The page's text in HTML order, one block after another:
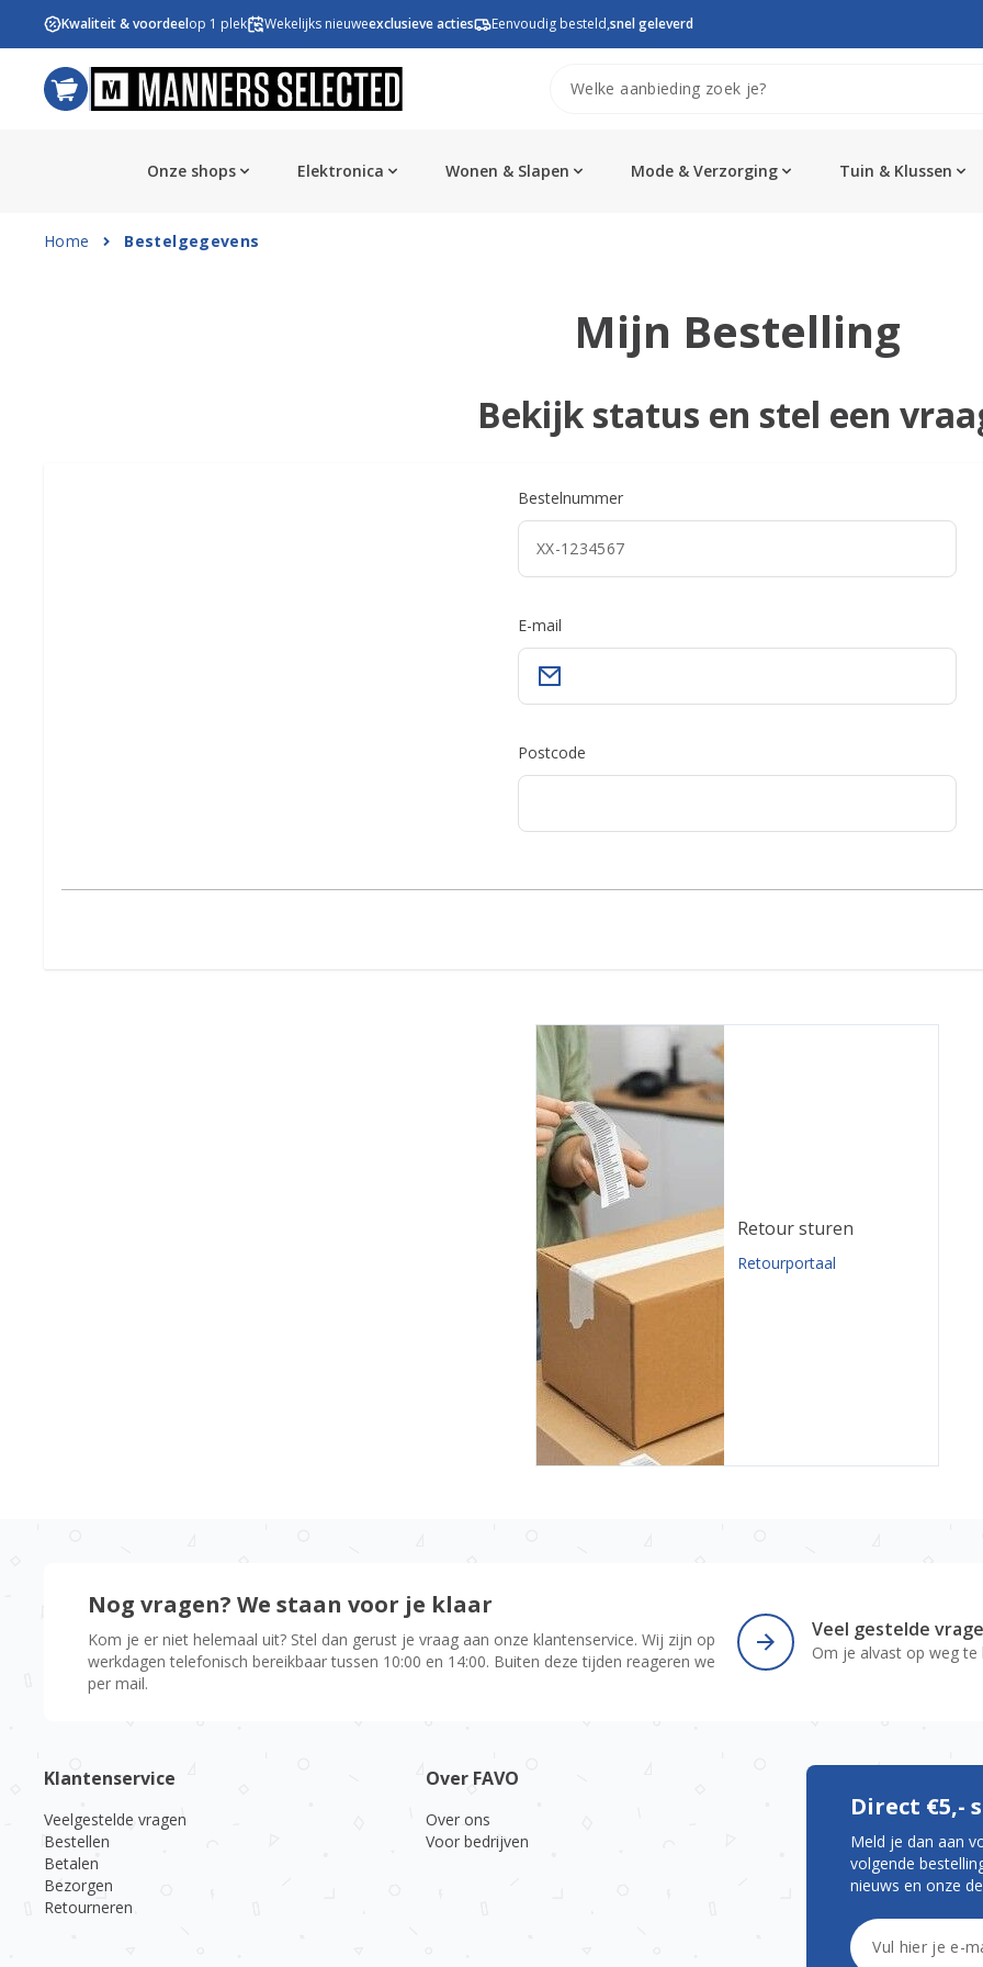
Ga naar de inhoud
Kwaliteit & voordeelop 1 plek Wekelijks nieuweexclusieve acties Eenvoudig besteld,snel geleverd
Onze shops Elektronica Wonen & Slapen Mode & Verzorging Tuin & Klussen
Home Bestelgegevens
Mijn Bestelling
Bekijk status en stel een
Bestelnummer
E-mail
Postcode
Retour sturen
Retourportaal
Nog vragen? We staan voor je klaar
Kom je er niet helemaal uit? Stel dan gerust je vraag aan onze klantenservice. Wij zijn op
werkdagen telefonisch bereikbaar tussen 10:00 en 14:00. Buiten deze tijden reageren we
per mail.
Veel gestelde
Om je alvast op weg te
Klantenservice
Veelgestelde vragen
Bestellen
Betalen
Bezorgen
Retourneren
Over FAVO
Over ons
Voor bedrijven
Direct €5,-
Meld je dan aan
volgende
nieuws en onze
E-mailadres